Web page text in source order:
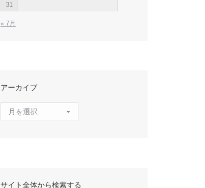
31
« 7月
アーカイブ
サイト全体から検索する